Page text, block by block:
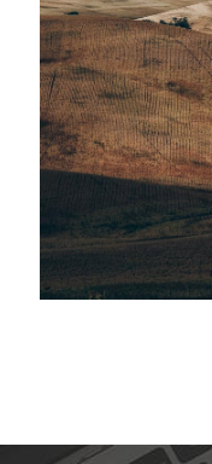
MADRID